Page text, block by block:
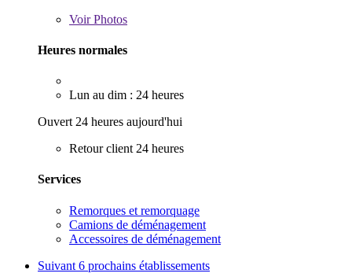
VoirPhotos
Heures normales
Lun au dim : 24 heures
Ouvert 24 heures aujourd'hui
Retour client 24 heures
Services
Remorques et remorquage
Camions de déménagement
Accessoires de déménagement
Suivant 6 prochains établissements